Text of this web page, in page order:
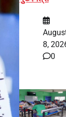
8,
0